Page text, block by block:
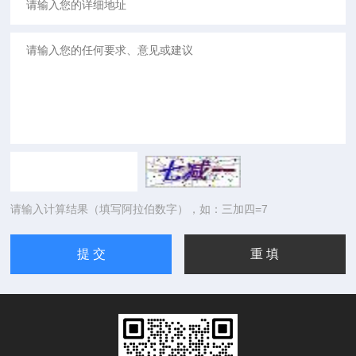
请输入计算结果（填写阿拉伯数字），如：三加四=7